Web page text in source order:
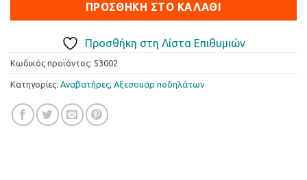
ΠΡΟΣΘΉΚΗ ΣΤΟ ΚΑΛΆΘΙ
Προσθήκη στη Λίστα Επιθυμιών
Κωδικός προϊόντος: 53002
Κατηγορίες: Αναβατήρες, Αξεσουάρ ποδηλάτων